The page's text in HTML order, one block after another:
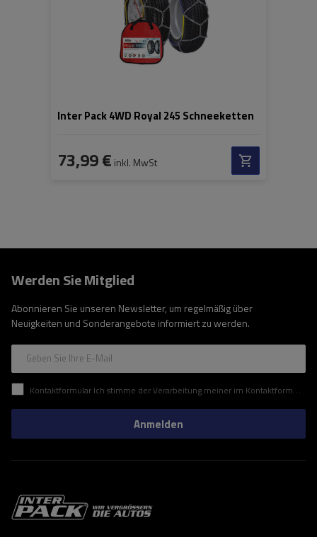
Inter Pack 4WD Royal 245 Schneeketten
73,99 € inkl. MwSt
ÖNORM V5117
Werden Sie Mitglied
Abonnieren Sie unseren Newsletter, um regelmäßig über
Neuigkeiten und Sonderangebote informiert zu werden.
Geben Sie Ihre E-Mail
Kontaktformular Ich stimme der Verarbeitung meiner im Kontaktformular enthaltenen personenbezogenen Daten gemäß der Verordnung (EU) des Europäischen Parlaments und des Rates zu.
Anmelden